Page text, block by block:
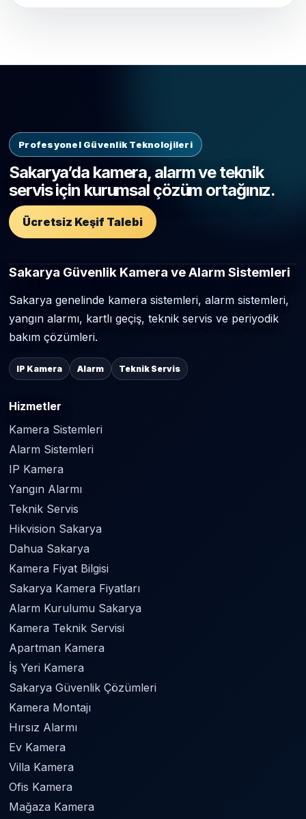
Profesyonel Güvenlik Teknolojileri
Sakarya’da kamera, alarm ve teknik
servis için kurumsal çözüm ortağınız.
Ücretsiz Keşif Talebi
Sakarya Güvenlik Kamera ve Alarm Sistemleri
Sakarya genelinde kamera sistemleri, alarm sistemleri,
yangın alarmı, kartlı geçiş, teknik servis ve periyodik
bakım çözümleri.
IP Kamera Alarm Teknik Servis
Hizmetler
Kamera Sistemleri
Alarm Sistemleri
IP Kamera
Yangın Alarmı
Teknik Servis
Hikvision Sakarya
Dahua Sakarya
Kamera Fiyat Bilgisi
Sakarya Kamera Fiyatları
Alarm Kurulumu Sakarya
Kamera Teknik Servisi
Apartman Kamera
İş Yeri Kamera
Sakarya Güvenlik Çözümleri
Kamera Montajı
Hırsız Alarmı
Ev Kamera
Villa Kamera
Ofis Kamera
Mağaza Kamera